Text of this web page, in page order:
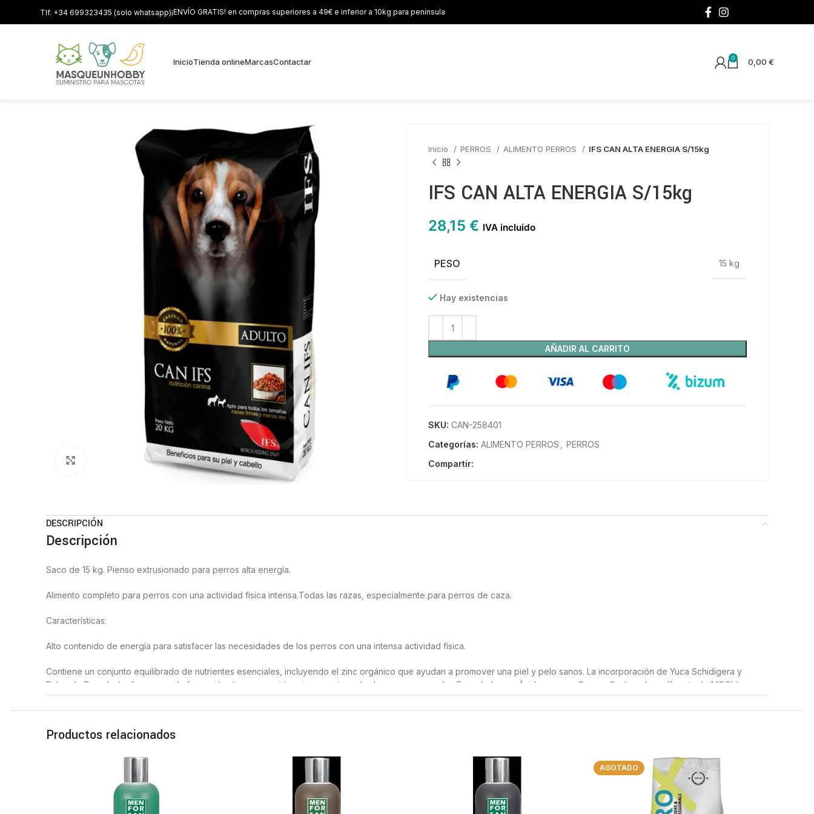
Tlf. +34 699323435 (solo whatsapp)¡ENVÍO GRATIS! en compras superiores a 49€ e inferior a 10kg para península
InicioTienda onlineMarcasContactar 0 0,00 €
Haga clic para ampliar
Inicio PERROS ALIMENTO PERROS IFS CAN ALTA ENERGIA S/15kg
IFS CAN ALTA ENERGIA S/15kg
28,15 € IVA incluido
PESO 15 kg
Hay existencias
AÑADIR AL CARRITO
SKU: CAN-258401
Categorías: ALIMENTO PERROS
PERROS
Compartir:
DESCRIPCIÓN
Descripción
Saco de 15 kg. Pienso extrusionado para perros alta energía.
Alimento completo para perros con una actividad física intensa.Todas las razas, especialmente para perros de caza.
Características:
Alto contenido de energía para satisfacer las necesidades de los perros con una intensa actividad física.
Contiene un conjunto equilibrado de nutrientes esenciales, incluyendo el zinc orgánico que ayudan a promover una piel y pelo sanos. La incorporación de Yuca Schidigera y
Pulpa de Remolacha favorece a la formación de una consistencia correcta en las heces y menos olor. Formulado con Ácidos grasos Omega 6 y levaduras (fuente de MOS) las
cuales son fundamentales para mantener una buena salud intestinal.
Cereales, Harina de Carne, grasa de ave, harina de ave (incluye 4% pollo), Subproductos de origen vegetal (incluye 2% pulpa de remolacha, Yucca Schidigera 125
Productos relacionados
AGOTADO